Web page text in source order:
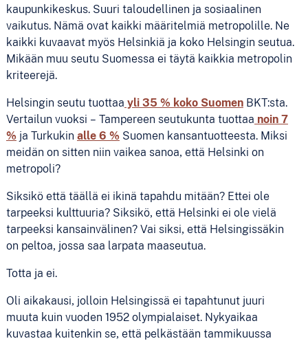
kaupunkikeskus. Suuri taloudellinen ja sosiaalinen
vaikutus. Nämä ovat kaikki määritelmiä metropolille. Ne
kaikki kuvaavat myös Helsinkiä ja koko Helsingin seutua.
Mikään muu seutu Suomessa ei täytä kaikkia metropolin
kriteerejä.
Helsingin seutu tuottaa yli 35 % koko SuomenBKT:sta.
Vertailun vuoksi – Tampereen seutukunta tuottaa noin 7
%ja Turkukin alle 6 % Suomen kansantuotteesta. Miksi
meidän on sitten niin vaikea sanoa, että Helsinki on
metropoli?
Siksikö että täällä ei ikinä tapahdu mitään? Ettei ole
tarpeeksi kulttuuria? Siksikö, että Helsinki ei ole vielä
tarpeeksi kansainvälinen? Vai siksi, että Helsingissäkin
on peltoa, jossa saa larpata maaseutua.
Totta ja ei.
Oli aikakausi, jolloin Helsingissä ei tapahtunut juuri
muuta kuin vuoden 1952 olympialaiset. Nykyaikaa
kuvastaa kuitenkin se, että pelkästään tammikuussa